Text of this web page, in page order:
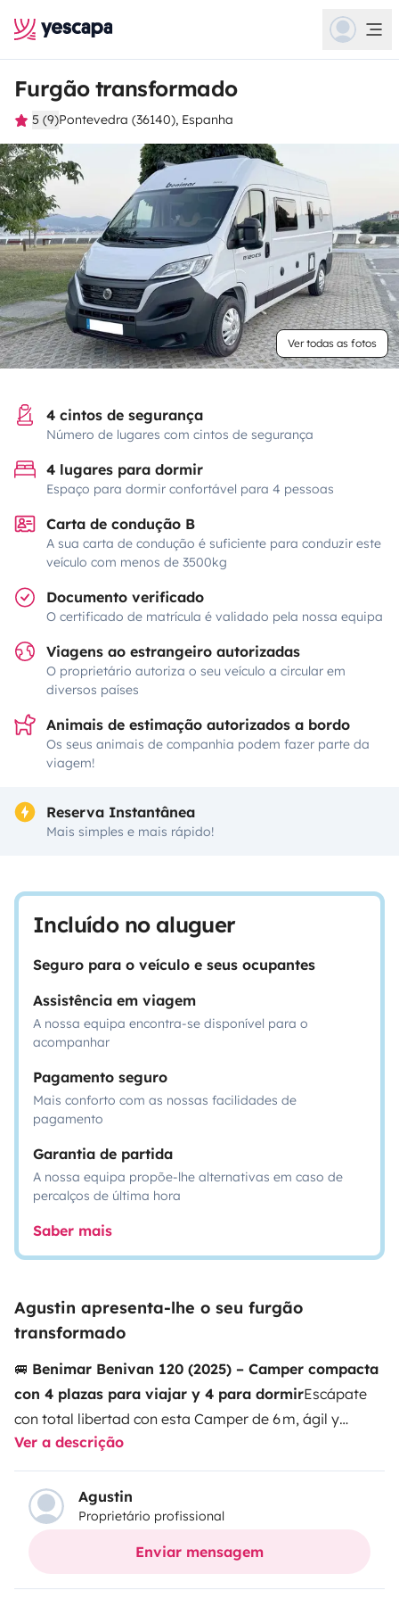
Furgão transformado
5 (9)Pontevedra (36140), Espanha
Ver todas as fotos
4 cintos de segurança
Número de lugares com cintos de segurança
4 lugares para dormir
Espaço para dormir confortável para 4 pessoas
Carta de condução B
A sua carta de condução é suficiente para conduzir este
veículo com menos de 3500kg
Documento verificado
O certificado de matrícula é validado pela nossa equipa
Viagens ao estrangeiro autorizadas
O proprietário autoriza o seu veículo a circular em
diversos países
Animais de estimação autorizados a bordo
Os seus animais de companhia podem fazer parte da
viagem!
Reserva Instantânea
Mais simples e mais rápido!
Incluído no aluguer
Seguro para o veículo e seus ocupantes
Assistência em viagem
A nossa equipa encontra-se disponível para o
acompanhar
Pagamento seguro
Mais conforto com as nossas facilidades de
pagamento
Garantia de partida
A nossa equipa propõe-lhe alternativas em caso de
percalços de última hora
Saber mais
Agustin apresenta-lhe o seu furgão
transformado
🚐 Benimar Benivan 120 (2025) – Camper compacta
con 4 plazas para viajar y 4 para dormirEscápate
con total libertad con esta Camper de 6 m, ágil y
completamente equipada. Perfecta para parejas,
familias o amigos que buscan comodidad y
funcionalidad en cada ruta. Ideal para desplazarte por
la costa o carreteras de montaña, sin complicaciones y
sin renunciar al Confort.
camas literas dobles traseras desmontablesLitera
Ver a descrição
Agustin
Proprietário profissional
Enviar mensagem